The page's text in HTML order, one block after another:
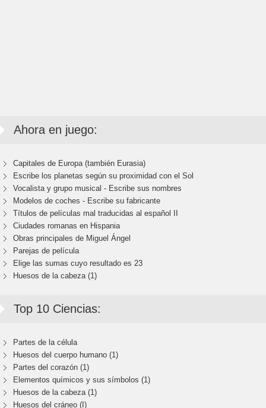
Ahora en juego:
Capitales de Europa (también Eurasia)
Escribe los planetas según su proximidad con el Sol
Vocalista y grupo musical - Escribe sus nombres
Modelos de coches - Escribe su fabricante
Títulos de películas mal traducidas al español II
Ciudades romanas en Hispania
Obras principales de Miguel Ángel
Parejas de película
Elige las sumas cuyo resultado es 23
Huesos de la cabeza (1)
Top 10 Ciencias:
Partes de la célula
Huesos del cuerpo humano (1)
Partes del corazón (1)
Elementos químicos y sus símbolos (1)
Huesos de la cabeza (1)
Huesos del cráneo (I)